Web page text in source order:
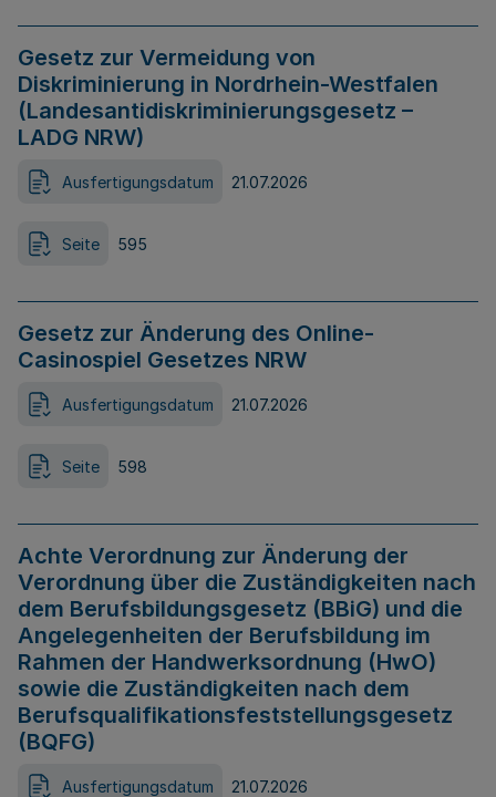
Gesetz zur Vermeidung von
Diskriminierung in Nordrhein-Westfalen
(Landesantidiskriminierungsgesetz –
LADG NRW)
Ausfertigungsdatum 21.07.2026
Seite 595
Gesetz zur Änderung des Online-
Casinospiel Gesetzes NRW
Ausfertigungsdatum 21.07.2026
Seite 598
Achte Verordnung zur Änderung der
Verordnung über die Zuständigkeiten nach
dem Berufsbildungsgesetz (BBiG) und die
Angelegenheiten der Berufsbildung im
Rahmen der Handwerksordnung (HwO)
sowie die Zuständigkeiten nach dem
Berufsqualifikationsfeststellungsgesetz
(BQFG)
Ausfertigungsdatum 21.07.2026